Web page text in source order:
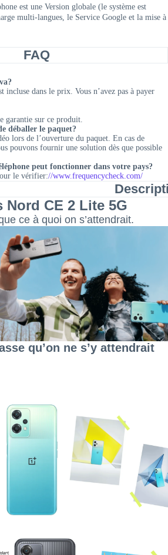
est une Version globale (le système est
multi-langues, le Service Google et la mise à
FAQ
incluse dans le prix. Vous n’avez pas à payer
garantie sur ce produit.
déballer le paquet?
lors de l’ouverture du paquet. En cas de
pouvons fournir une solution dès que possible
peut fonctionner dans votre pays?
le vérifier://www.frequencycheck.com/
Nord CE 2 Lite 5G
ce à quoi on s’attendrait.
qu’on ne s’y attendrait